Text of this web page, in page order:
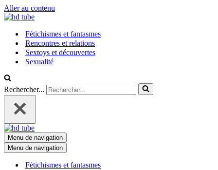
Aller au contenu
Fétichismes et fantasmes
Rencontres et relations
Sextoys et découvertes
Sexualité
Rechercher...
Menu de navigation
Menu de navigation
Fétichismes et fantasmes